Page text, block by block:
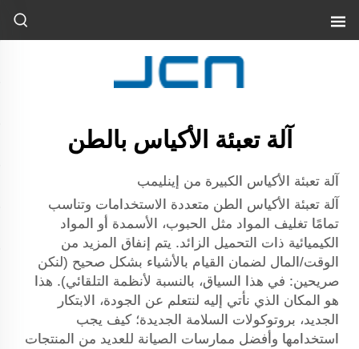
آلة تعبئة الأكياس بالطن
آلة تعبئة الأكياس الكبيرة من إينليمب
آلة تعبئة الأكياس الطن متعددة الاستخدامات وتناسب
تمامًا تغليف المواد مثل الحبوب، الأسمدة أو المواد
الكيميائية ذات التحميل الزائد. يتم إنفاق المزيد من
الوقت/المال لضمان القيام بالأشياء بشكل صحيح (لنكن
صريحين: في هذا السياق، بالنسبة لأنظمة التلقائي). هذا
هو المكان الذي نأتي إليه لنتعلم عن الجودة، الابتكار
الجديد، بروتوكولات السلامة الجديدة؛ كيف يجب
استخدامها وأفضل ممارسات الصيانة للعديد من المنتجات